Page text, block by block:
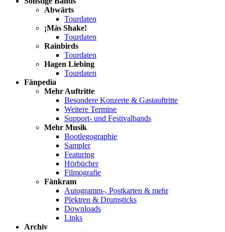
Abwärts
Tourdaten
¡Más Shake!
Tourdaten
Rainbirds
Tourdaten
Hagen Liebing
Tourdaten
Fänpedia
Mehr Auftritte
Besondere Konzerte & Gastauftritte
Weitere Termine
Support- und Festivalbands
Mehr Musik
Bootlegographie
Sampler
Featuring
Hörbücher
Filmografie
Fänkram
Autogramm-, Postkarten & mehr
Plektren & Drumsticks
Downloads
Links
Archiv